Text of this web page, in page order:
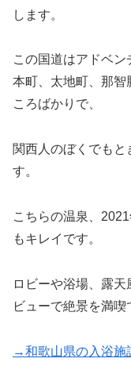
します。
この国道はアドベ
本町、太地町、那智
ころばかりで、
関西人のぼくでも
す。
こちらの温泉、
もキレイです。
ロビーや浴場、露
ビューで絶景を満喫
→和歌山県の入浴施